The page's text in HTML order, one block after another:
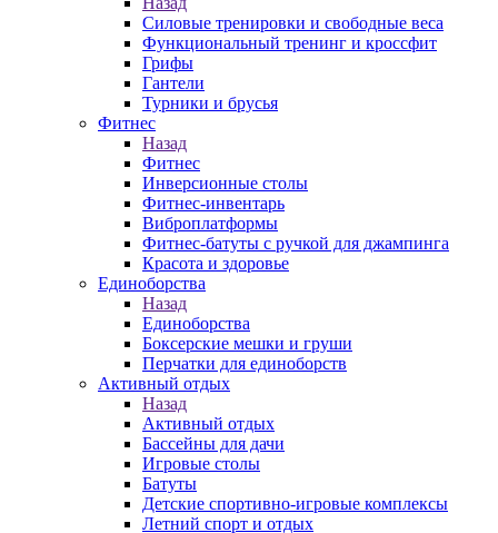
Силовые тренировки и свободные веса
Функциональный тренинг и кроссфит
Грифы
Гантели
Турники и брусья
Фитнес
Назад
Фитнес
Инверсионные столы
Фитнес-инвентарь
Виброплатформы
Фитнес-батуты с ручкой для джампинга
Красота и здоровье
Единоборства
Назад
Единоборства
Боксерские мешки и груши
Перчатки для единоборств
Активный отдых
Назад
Активный отдых
Бассейны для дачи
Игровые столы
Батуты
Детские спортивно-игровые комплексы
Летний спорт и отдых